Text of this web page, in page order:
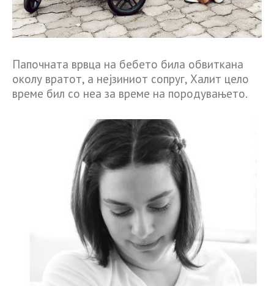
Папочната врвца на бебето била обвиткана
околу вратот, а нејзиниот сопруг, Халит цело
време бил со неа за време на породувањето.